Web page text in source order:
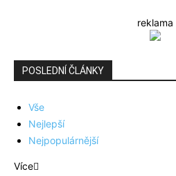
reklama
POSLEDNÍ ČLÁNKY
Vše
Nejlepší
Nejpopulárnější
Více